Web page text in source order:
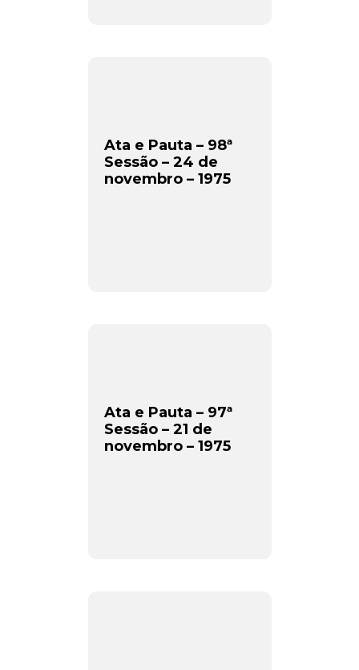
Ata e Pauta – 98ª
Sessão – 24 de
novembro – 1975
Ata e Pauta – 97ª
Sessão – 21 de
novembro – 1975